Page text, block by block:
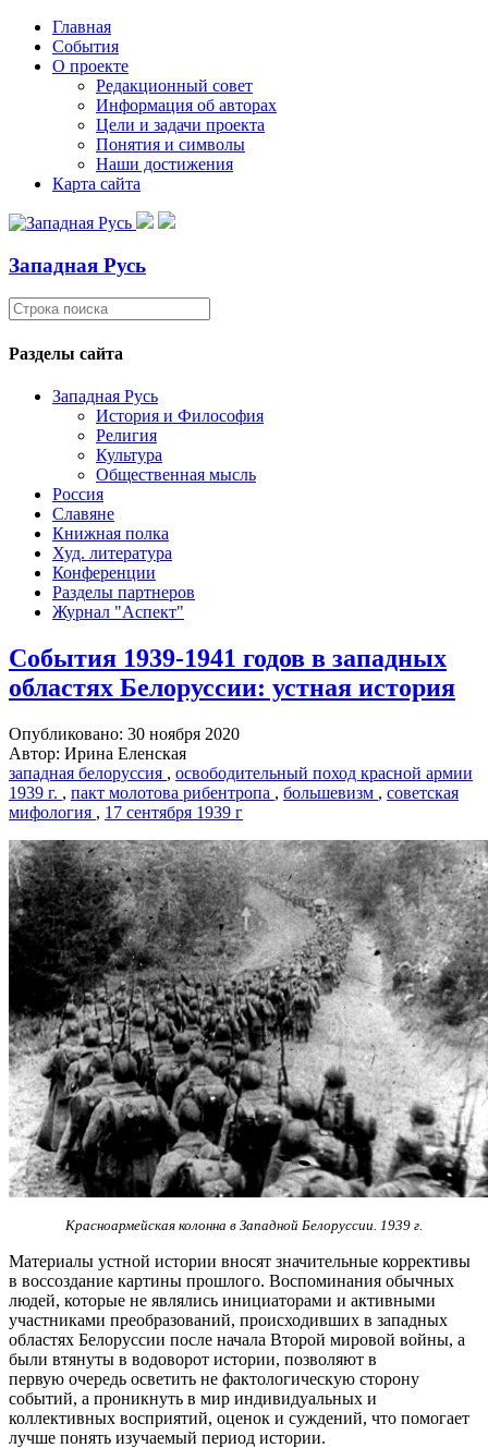
Главная
События
О проекте
Редакционный совет
Информация об авторах
Цели и задачи проекта
Понятия и символы
Наши достижения
Карта сайта
Западная Русь
Разделы сайта
Западная Русь
История и Философия
Религия
Культура
Общественная мысль
Россия
Славяне
Книжная полка
Худ. литература
Конференции
Разделы партнеров
Журнал "Аспект"
События 1939-1941 годов в западных
областях Белоруссии: устная история
Опубликовано: 30 ноября 2020
Автор: Ирина Еленская
западная белоруссия , освободительный поход красной армии
1939 г. , пакт молотова рибентропа , большевизм , советская
мифология , 17 сентября 1939 г
Красноармейская колонна в Западной Белоруссии. 1939 г.
Материалы устной истории вносят значительные коррективы
в воссоздание картины прошлого. Воспоминания обычных
людей, которые не являлись инициаторами и активными
участниками преобразований, происходивших в западных
областях Белоруссии после начала Второй мировой войны, а
были втянуты в водоворот истории, позволяют в
первую очередь осветить не фактологическую сторону
событий, а проникнуть в мир индивидуальных и
коллективных восприятий, оценок и суждений, что помогает
лучше понять изучаемый период истории.